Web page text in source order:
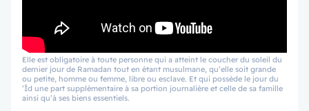
Elle est obligatoire à toute personne qui a atteint le coucher du soleil du
dernier jour de Ramadan tout en étant musulmane, qu’elle soit grande
ou petite, homme ou femme, libre ou esclave. Et qui possède le jour du
’Îd une part supplémentaire à sa portion journalière et celle de sa famille
ainsi qu’à ses biens essentiels.